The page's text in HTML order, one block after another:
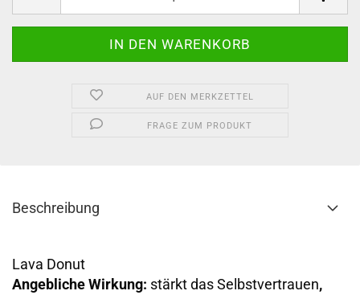
AUF DEN MERKZETTEL
FRAGE ZUM PRODUKT
Beschreibung
Lava Donut
Angebliche Wirkung: stärkt das Selbstvertrauen,